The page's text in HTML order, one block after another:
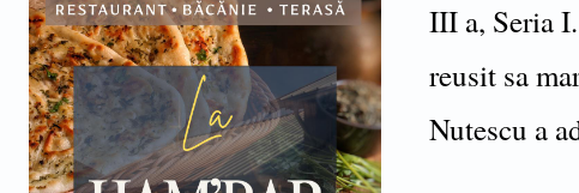
III a, Seria
reusit sa
Nutescu a